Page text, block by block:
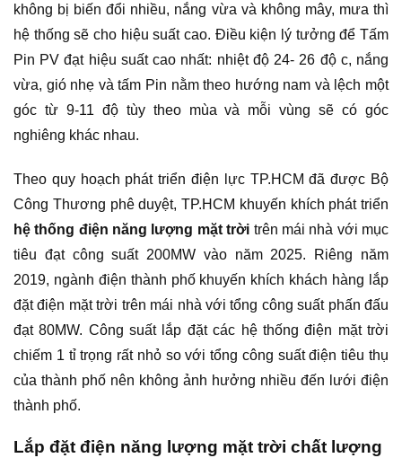
không bị biến đổi nhiều, nắng vừa và không mây, mưa thì
hệ thống sẽ cho hiệu suất cao. Điều kiện lý tưởng để Tấm
Pin PV đạt hiệu suất cao nhất: nhiệt độ 24- 26 độ c, nắng
vừa, gió nhẹ và tấm Pin nằm theo hướng nam và lệch một
góc từ 9-11 độ tùy theo mùa và mỗi vùng sẽ có góc
nghiêng khác nhau.
Theo quy hoạch phát triển điện lực TP.HCM đã được Bộ
Công Thương phê duyệt, TP.HCM khuyến khích phát triển
hệ thống điện năng lượng mặt trời trên mái nhà với mục
tiêu đạt công suất 200MW vào năm 2025. Riêng năm
2019, ngành điện thành phố khuyến khích khách hàng lắp
đặt điện mặt trời trên mái nhà với tổng công suất phấn đấu
đạt 80MW. Công suất lắp đặt các hệ thống điện mặt trời
chiếm 1 tỉ trọng rất nhỏ so với tổng công suất điện tiêu thụ
của thành phố nên không ảnh hưởng nhiều đến lưới điện
thành phố.
Lắp đặt điện năng lượng mặt trời chất lượng